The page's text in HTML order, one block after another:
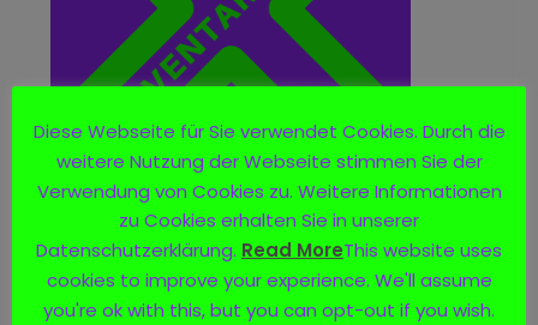
Social Media
Diese Webseite für Sie verwendet Cookies. Durch die
weitere Nutzung der Webseite stimmen Sie der
Verwendung von Cookies zu. Weitere Informationen
zu Cookies erhalten Sie in unserer
Datenschutzerklärung. Read MoreThis website uses
cookies to improve your experience. We'll assume
you're ok with this, but you can opt-out if you wish.